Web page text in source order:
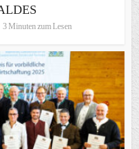
3 Minuten zum Lesen